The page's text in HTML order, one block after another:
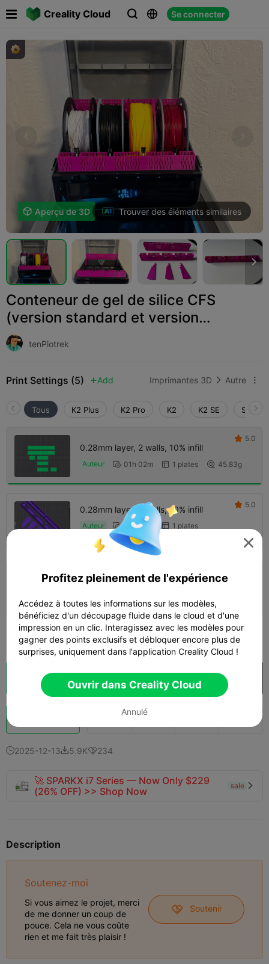
Creality Cloud   Se connecter
 
 Aperçu de 3D Trouver des éléments similaires

Conteneur de gel de silice CFS
(version standard et version
fractionnée)
tenPiotrek
Print Settings (5)  Add Imprimantes 3D  Autre 
Tous K2 Plus K2 Pro K2 K2 SE
0.28mm layer, 2 walls, 10% infill
Auteur  01h 02m  1 plates  45.83g
 5.0
0.28mm layer, 2 walls, 10% infill
Auteur  09h 10m  1 plates
240.93g
 5.0
0.28mm layer, 2 walls, 10% infill
 244.46g
Voir plus
Découpes Ouvrir dans Creality Cloud
2025-12-135.9K234
🚀 SPARKX i7 Series — Now Only $229
(26% OFF) >> Shop Now
sale 
Description
Soutenez-moi
Si vous aimez le projet, merci
de me donner un coup de
pouce. Cela ne vous coûte
rien et me fait très plaisir !
Soutenir

Profitez pleinement de l'expérience
Accédez à toutes les informations sur les modèles,
bénéficiez d'un découpage fluide dans le cloud et d'une
impression en un clic. Interagissez avec les modèles pour
gagner des points exclusifs et débloquer encore plus de
surprises, uniquement dans l'application Creality Cloud !
Ouvrir dans Creality Cloud
Annulé